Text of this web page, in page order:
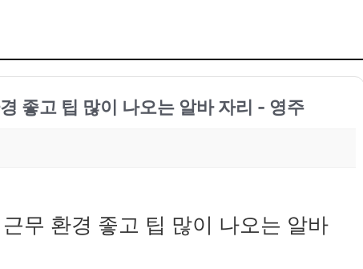
좋고 팁 많이 나오는 알바 자리 - 영주
무 환경 좋고 팁 많이 나오는 알바